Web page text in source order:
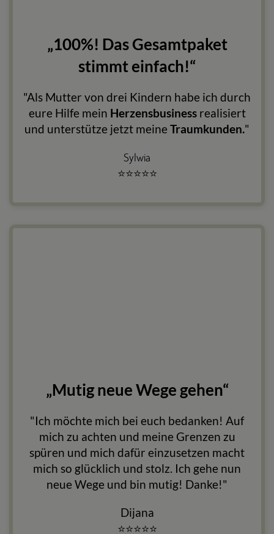
„100%! Das Gesamtpaket
stimmt einfach!“
"Als Mutter von drei Kindern habe ich durch
eure Hilfe mein Herzensbusinessrealisiert
und unterstütze jetzt meine Traumkunden."
Sylwia
⭐⭐⭐⭐⭐
„Mutig neue Wege gehen“
"Ich möchte mich bei euch bedanken! Auf
mich zu achten und meine Grenzen zu
spüren und mich dafür einzusetzen macht
mich so glücklich und stolz. Ich gehe nun
neue Wege und bin mutig! Danke!"
Dijana
⭐⭐⭐⭐⭐